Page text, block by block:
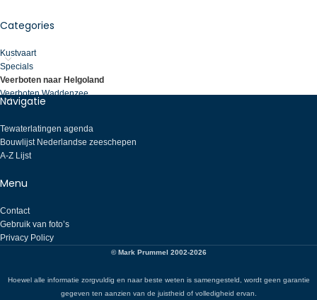
Categories
Kustvaart
Specials
Veerboten naar Helgoland
Veerboten Waddenzee
Navigatie
Tewaterlatingen agenda
Bouwlijst Nederlandse zeeschepen
A-Z Lijst
Menu
Contact
Gebruik van foto’s
Privacy Policy
© Mark Prummel 2002-2026
Hoewel alle informatie zorgvuldig en naar beste weten is samengesteld, wordt geen garantie
gegeven ten aanzien van de juistheid of volledigheid ervan.